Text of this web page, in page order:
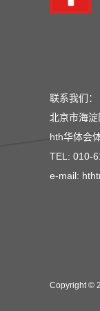
联系我们：
北京市海
hth华体会
TEL: 010-
e-mail:
Copyright ©